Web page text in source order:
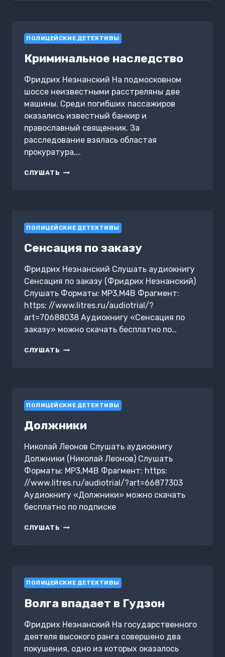
ПОЛИЦЕЙСКИЕ ДЕТЕКТИВЫ
Криминальное наследство
Фридрих Незнанский На подмосковном
шоссе неизвестными расстреляны две
машины. Среди погибших пассажиров
оказались известный банкир и
православный священник. За
расследование взялась областая
прокуратура,…
СЛУШАТЬ КРИМИНАЛЬНОЕ
ПОЛИЦЕЙСКИЕ ДЕТЕКТИВЫ
Сенсация по заказу
Фридрих Незнанский Слушать аудиокнигу
Сенсация по заказу (Фридрих Незнанский)
Слушать Форматы: MP3,M4B Фрагмент:
https: //www.litres.ru/audiotrial/?
art=70688038 Аудиокнигу «Сенсация по
заказу» можно скачать бесплатно по…
СЛУШАТЬ СЕНСАЦИЯ
ПОЛИЦЕЙСКИЕ ДЕТЕКТИВЫ
Должники
Николай Леонов Слушать аудиокнигу
Должники (Николай Леонов) Слушать
Форматы: MP3,M4B Фрагмент: https:
//www.litres.ru/audiotrial/?art=66877303
Аудиокнигу «Должники» можно скачать
бесплатно по подписке
СЛУШАТЬ ДОЛЖНИКИ
ПОЛИЦЕЙСКИЕ ДЕТЕКТИВЫ
Волга впадает в Гудзон
Фридрих Незнанский На государственного
деятеля высокого ранга совершено два
покушения, одно из которых оказалось